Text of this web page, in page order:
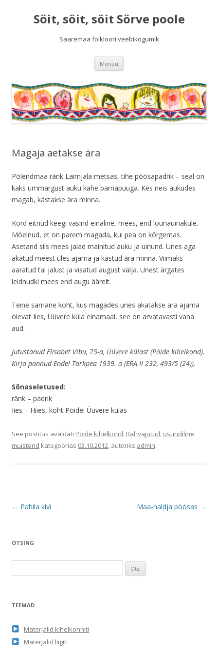
Söit, söit, söit Sörve poole
Saaremaa folkloori veebikogumik
Menüü
Magaja aetakse ära
Pölendmaa ränk Laimjala metsas, tihe pöösapadrik – seal on
kaks ümmargust auku kahe pärnapuuga. Kes neis aukudes
magab, kästakse ära minna.
Kord eitnud keegi väsind einaline, mees, end löunauinakule.
Möelnud, et on parem magada, kui pea on körgemas.
Asetand siis mees jalad mainitud auku ja uinund. Unes aga
akatud meest üles ajama ja kästud ära minna. Viimaks
aaratud tal jalust ja visatud august välja. Unest ärgates
leidnudki mees end augu äärelt.
Teine sarnane koht, kus magades unes akatakse ära ajama
olevat Iies, Üüvere küla einamaal, see on arvatavasti vana
aud.
Jutustanud Elisabet Vibu, 75-a, Üüvere külast (Pöide kihelkond).
Kirja pannud Endel Tarkpea 1939. a (ERA II 232, 493/5 (24)).
Sõnaseletused:
ränk – padrik
Iies – Hiies, koht Pöidel Üüvere külas
See postitus avaldati Pöide kihelkond, Rahvajutud, usundiline
muistend kategoorias 03.10.2012, autoriks admin.
Postituste
← Pahila kivi Maa-haldja pöösas →
OTSING
t
iTEEMAD
Materjalid kihelkonniti
Materjalid liigiti